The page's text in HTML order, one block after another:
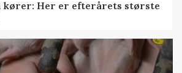
kører: Her er efterårets største